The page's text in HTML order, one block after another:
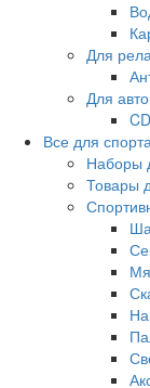
Для
Для
Все для
Наборы
Товары